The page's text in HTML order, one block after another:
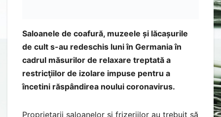
Saloanele de coafură, muzeele și lăcașurile
de cult s-au redeschis luni în Germania în
cadrul măsurilor de relaxare treptată a
restricţiilor de izolare impuse pentru a
încetini răspândirea noului coronavirus.
Proprietarii saloanelor și frizeriilor au trebuit să